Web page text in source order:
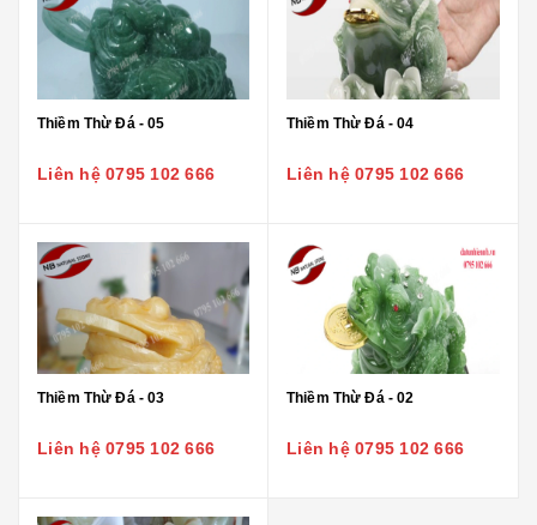
Thiềm Thừ Đá - 05
Liên hệ 0795 102 666
Thiềm Thừ Đá - 04
Liên hệ 0795 102 666
Thiềm Thừ Đá - 03
Liên hệ 0795 102 666
Thiềm Thừ Đá - 02
Liên hệ 0795 102 666